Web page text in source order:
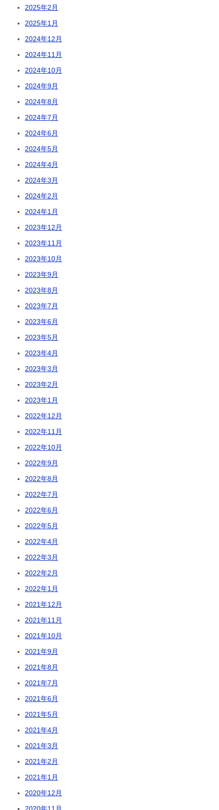
2025年2月
2025年1月
2024年12月
2024年11月
2024年10月
2024年9月
2024年8月
2024年7月
2024年6月
2024年5月
2024年4月
2024年3月
2024年2月
2024年1月
2023年12月
2023年11月
2023年10月
2023年9月
2023年8月
2023年7月
2023年6月
2023年5月
2023年4月
2023年3月
2023年2月
2023年1月
2022年12月
2022年11月
2022年10月
2022年9月
2022年8月
2022年7月
2022年6月
2022年5月
2022年4月
2022年3月
2022年2月
2022年1月
2021年12月
2021年11月
2021年10月
2021年9月
2021年8月
2021年7月
2021年6月
2021年5月
2021年4月
2021年3月
2021年2月
2021年1月
2020年12月